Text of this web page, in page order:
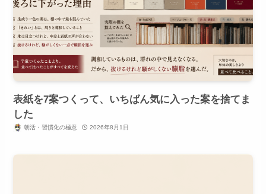
表紙を7案つくって、いちばん気に入った案を捨てま
した
朝活・習慣化の極意 2026年8月1日